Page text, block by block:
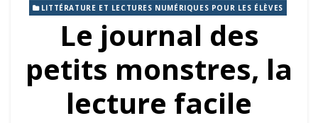
LITTÉRATURE ET LECTURES NUMÉRIQUES POUR LES ÉLÈVES
Le journal des
petits monstres, la
lecture facile